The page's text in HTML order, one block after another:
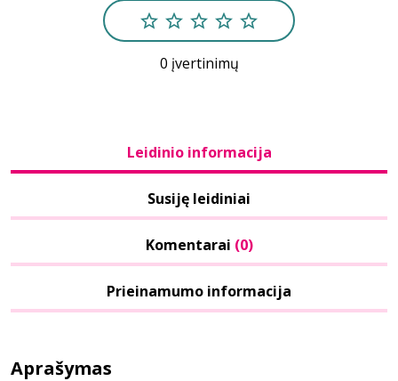
0 įvertinimų
Leidinio informacija
Susiję leidiniai
Komentarai (0)
Prieinamumo informacija
Aprašymas